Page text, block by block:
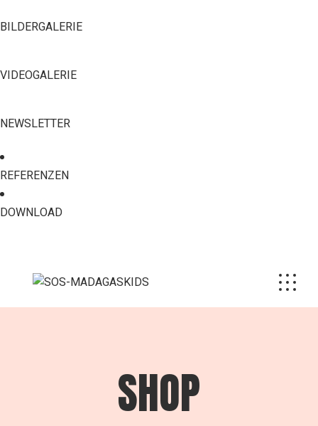
BILDERGALERIE
VIDEOGALERIE
NEWSLETTER
REFERENZEN
DOWNLOAD
SHOP